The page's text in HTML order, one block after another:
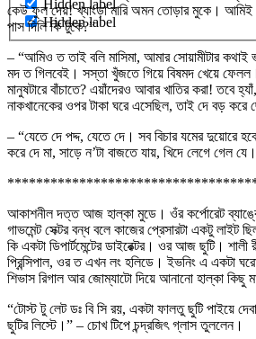
Hidden label
Hidden label
কেউ ফুল দেয়! খ্যাংড়া মারি অমন তোড়ার মুকে।
পাস দিলি কি টুকে?”
– “আমিও ত তাই বলি মাসিমা, আমার সোয়ামীটার কথাই
মদ ত গিলবেই। সস্তা খুঁজতে গিয়ে বিষমদ খেয়ে ফেলল।
মানুষটারে বাঁচাতে? এয়াঁদেরও আবার খাতির করা! তবে
নাকখানেকের ওপর টাকা ঘরে এসেছিল, তাই দে বড় করে
– “যেতে দে পদ্দ, যেতে দে। সব বিচার যমের দুয়োরে
করে দে মা, সাড়ে ন’টা বাজতে যায়, খিদে লেগে গেল
আকাশনীল দত্ত আজ হাল্কা মুডে। ওঁর কর্পোরেট
গাভমেন্ট সেক্টর বন্ধ বলে কাজের প্রেসারটা একটু লাইট
কি একটা ডিপার্টমেন্টের ডাইরেক্টর। ওর আজ ছুটি। শালী
প্রিন্সিপাল, ওর ত এখন লং হলিডে। ইভনিং এ একটা
শিভাস রিগাল আর জোম্যাটো দিয়ে আনানো হাল্কা কিছু
“টোস্ট টু লেট ডঃ বি সি রয়, একটা ফালতু ছুটি পাইয়ে
ছুটির লিস্টে।” – চোখ টিপে চন্দ্রজিৎ গ্লাস তুললেন।